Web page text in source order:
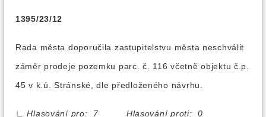
1395/23/12
Rada města doporučila zastupitelstvu města neschválit
záměr prodeje pozemku parc. č. 116 včetně objektu č.p.
45 v k.ú. Stránské, dle předloženého návrhu.
∟
Hlasování pro: 7 Hlasování proti: 0